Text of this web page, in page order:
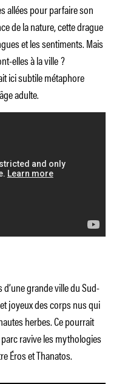
allées pour parfaire son
de la nature, cette drague
et les sentiments. Mais
elles à la ville ?
ici subtile métaphore
adulte.
grande ville du Sud-
joyeux des corps nus qui
herbes. Ce pourrait
parc ravive les mythologies
Éros et Thanatos.